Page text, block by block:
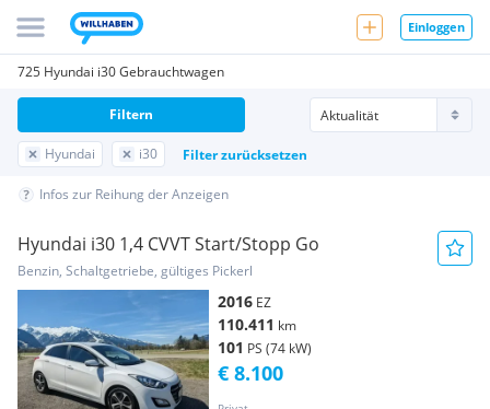
Einloggen
725 Hyundai i30 Gebrauchtwagen
Hyundai i30 Filter zurücksetzen
Filtern
Infos zur Reihung der Anzeigen
Hyundai i30 1,4 CVVT Start/Stopp Go
Benzin, Schaltgetriebe, gültiges Pickerl
2016 EZ
110.411 km
101 PS (74 kW)
€ 8.100